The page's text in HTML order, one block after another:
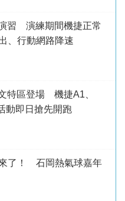
習 演練期間機捷正常
、行動網路降速
特區登場 機捷A1、
動即日搶先開跑
了！ 石岡熱氣球嘉年